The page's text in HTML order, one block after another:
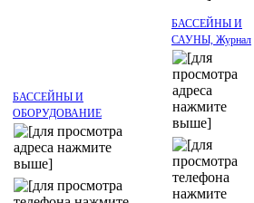
БАССЕЙНЫ И
ОБОРУДОВАНИЕ
БАССЕЙНЫ И
САУНЫ, Журнал